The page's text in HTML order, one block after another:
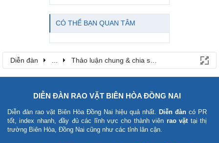
CÓ THỂ BẠN QUAN TÂM
Diễn đàn Thảo luận chung & chia sẻ kinh nghiệm
DIỄN ĐÀN RAO VẶT BIÊN HÒA ĐỒNG NAI
Diễn đàn rao vặt Biên Hòa Đồng Nai hiệu quả nhất. Diễn đàn có PR
tốt, index nhanh, đầy đủ các lĩnh vực cho thành viên rao vặt tại thị
trường Biên Hòa, Đồng Nai cũng như các tỉnh lân cận.